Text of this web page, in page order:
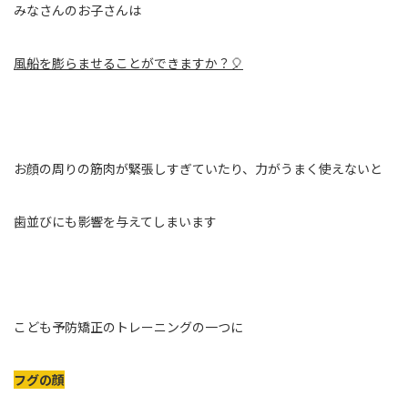
みなさんのお子さんは
風船を膨らませることができますか？🎈
お顔の周りの筋肉が緊張しすぎていたり、力がうまく使えないと
歯並びにも影響を与えてしまいます
こども予防矯正のトレーニングの一つに
フグの顔